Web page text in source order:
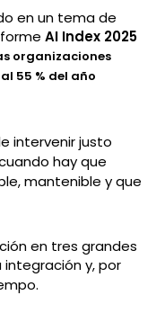
en un tema de
AI Index 2025
organizaciones
55 % del año
intervenir justo
hay que
mantenible y que
en tres grandes
integración y, por